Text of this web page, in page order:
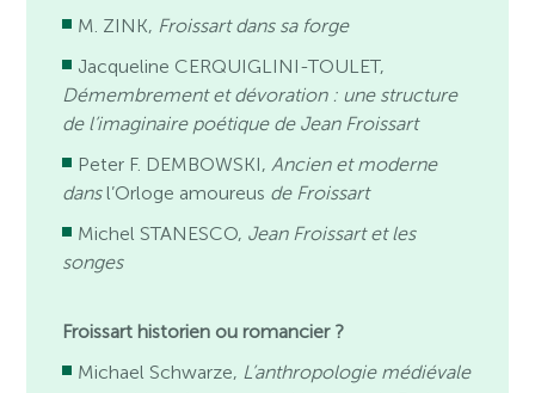
M. ZINK, Froissart dans sa forge
Jacqueline CERQUIGLINI-TOULET,
Démembrement et dévoration : une structure
de l’imaginaire poétique de Jean Froissart
Peter F. DEMBOWSKI,Ancien et moderne
dans l’Orloge amoureus de Froissart
Michel STANESCO, Jean Froissart et les
songes
Froissart historien ou romancier ?
Michael Schwarze, L’anthropologie médiévale